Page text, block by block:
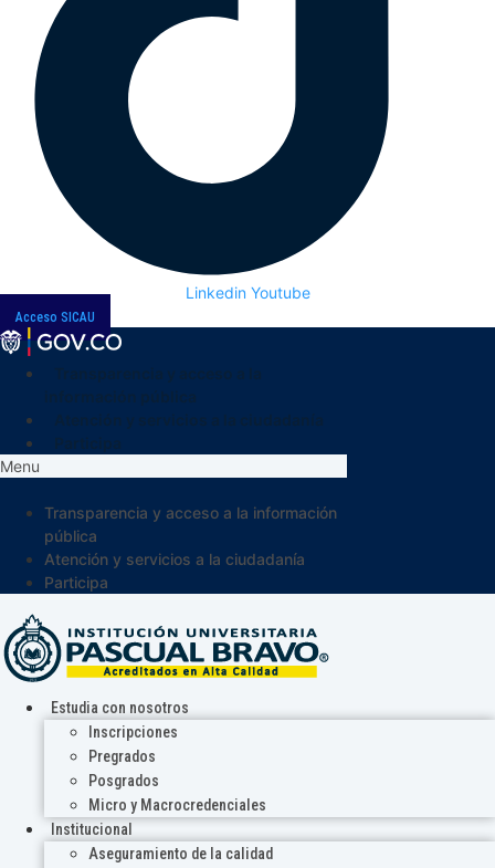
Linkedin Youtube
Acceso SICAU
Menu
Transparencia y acceso a la información
pública
Atención y servicios a la ciudadanía
Participa
Estudia con nosotros
Inscripciones
Pregrados
Posgrados
Micro y Macrocredenciales
Institucional
Aseguramiento de la calidad